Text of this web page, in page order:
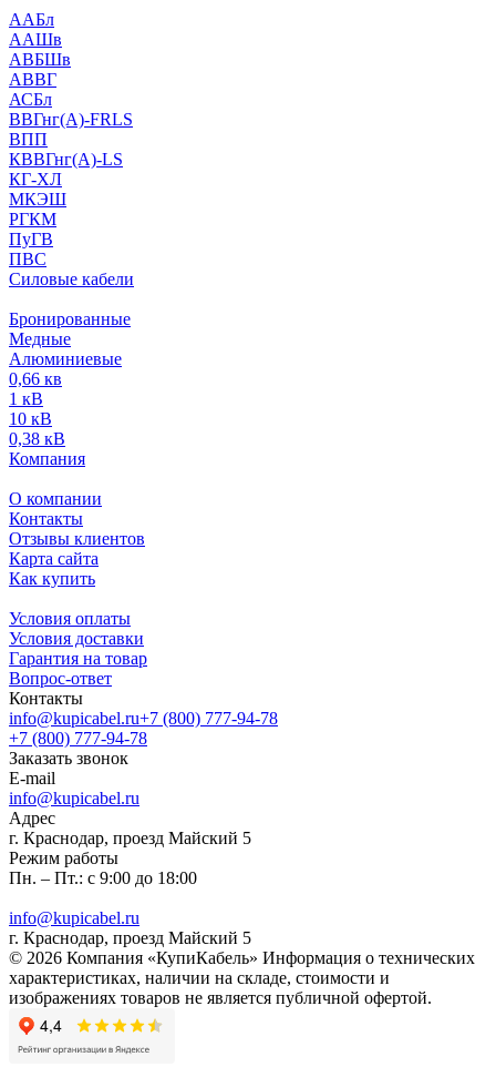
ААБл
ААШв
АВБШв
АВВГ
АСБл
ВВГнг(А)-FRLS
ВПП
КВВГнг(А)-LS
КГ-ХЛ
МКЭШ
РГКМ
ПуГВ
ПВС
Силовые кабели
Бронированные
Медные
Алюминиевые
0,66 кв
1 кВ
10 кВ
0,38 кВ
Компания
О компании
Контакты
Отзывы клиентов
Карта сайта
Как купить
Условия оплаты
Условия доставки
Гарантия на товар
Вопрос-ответ
Контакты
info@kupicabel.ru+7 (800) 777-94-78
+7 (800) 777-94-78
Заказать звонок
E-mail
info@kupicabel.ru
Адрес
г. Краснодар, проезд Майский 5
Режим работы
Пн. – Пт.: с 9:00 до 18:00
info@kupicabel.ru
г. Краснодар, проезд Майский 5
© 2026 Компания «КупиКабель» Информация о технических
характеристиках, наличии на складе, стоимости и
изображениях товаров не является публичной офертой.